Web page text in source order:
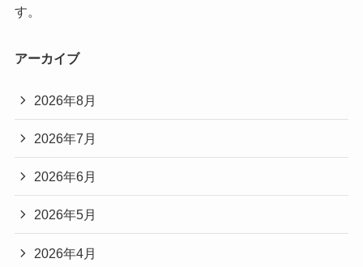
す。
アーカイブ
2026年8月
2026年7月
2026年6月
2026年5月
2026年4月